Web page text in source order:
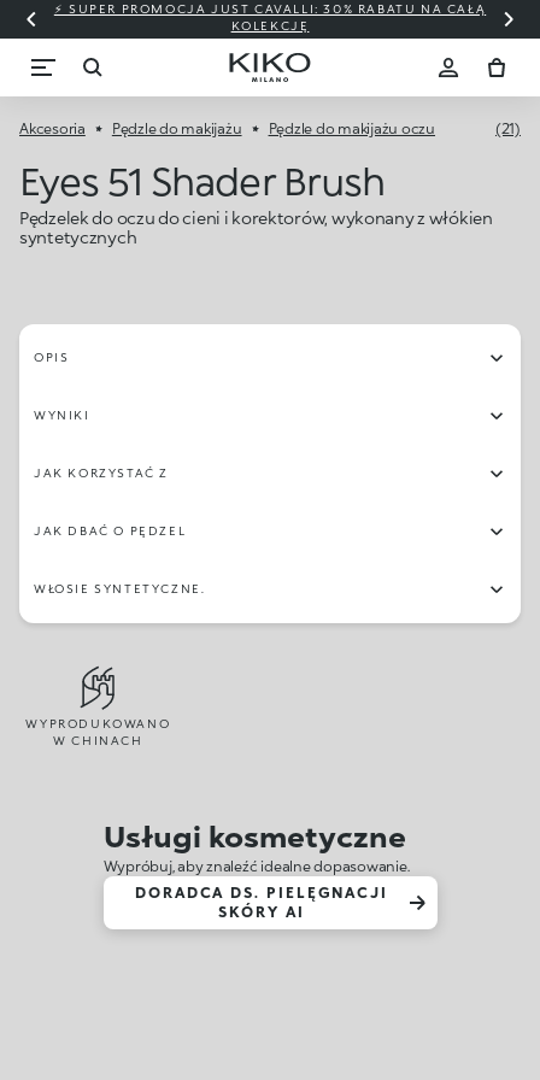
⚡ SUPER PROMOCJA JUST CAVALLI: 30% RABATU NA CAŁĄ
KOLEKCJĘ
Akcesoria Pędzle do makijażu Pędzle do makijażu oczu (21)
Eyes 51 Shader Brush
Pędzelek do oczu do cieni i korektorów, wykonany z włókien
syntetycznych
OPIS
WYNIKI
JAK KORZYSTAĆ Z
JAK DBAĆ O PĘDZEL
WŁOSIE SYNTETYCZNE.
WYPRODUKOWANO
W CHINACH
Usługi kosmetyczne
Wypróbuj, aby znaleźć idealne dopasowanie.
DORADCA DS. PIELĘGNACJI
SKÓRY AI